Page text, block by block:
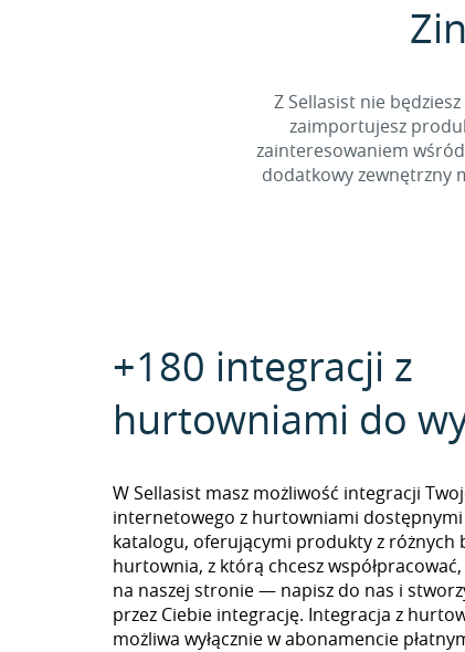
Z Sellasist nie
zaimportujesz
zainteresowaniem
dodatkowy zewnętrzny
+180 integracji z
hurtowniami do
W Sellasist masz możliwość integracji
internetowego z hurtowniami dostępnymi
katalogu, oferującymi produkty z różnych
hurtownia, z którą chcesz
na naszej stronie — napisz do nas i
przez Ciebie integrację. Integracja z
możliwa wyłącznie w abonamencie